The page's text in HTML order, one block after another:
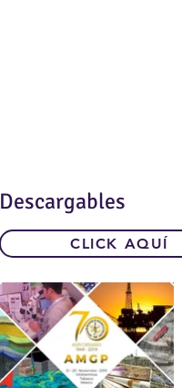
Descargables
CLICK AQUÍ